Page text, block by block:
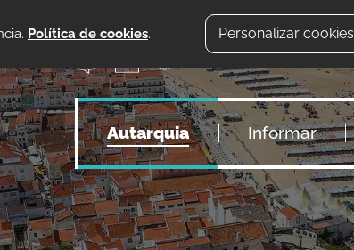
Política de cookies. Personalizar cookies
Autarquia Informar